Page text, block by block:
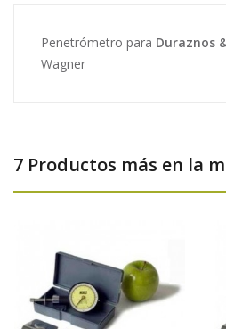
Penetrómetro para Duraznos
Wagner
7 Productos más en la